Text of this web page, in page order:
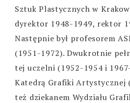
Sztuk Plastycznych w
dyrektor 1948-1949, rektor
Następnie był profesorem
(1951-1972). Dwukrotnie
tej uczelni (1952-1954 i
Katedrą Grafiki Artystycznej
też dziekanem Wydziału